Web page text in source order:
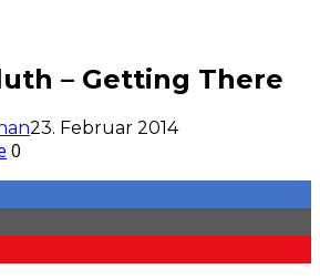
– Getting There
23. Februar 2014
0